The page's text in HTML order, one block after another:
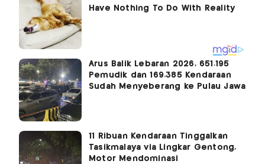
Arus Balik Lebaran 2026, 651.195
Pemudik dan 169.385 Kendaraan
Sudah Menyeberang ke Pulau Jawa
11 Ribuan Kendaraan Tinggalkan
Tasikmalaya via Lingkar Gentong,
Motor Mendominasi